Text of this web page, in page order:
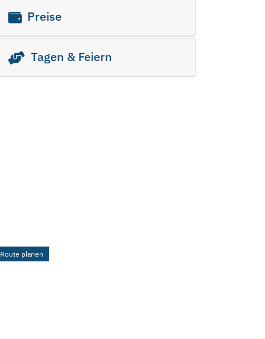
Preise
Tagen & Feiern
Route planen